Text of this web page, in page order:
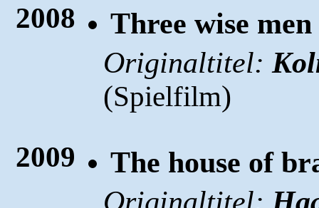
2008
Three wise men
Originaltitel:
(Spielfilm)
2009
The house of
Originaltitel: